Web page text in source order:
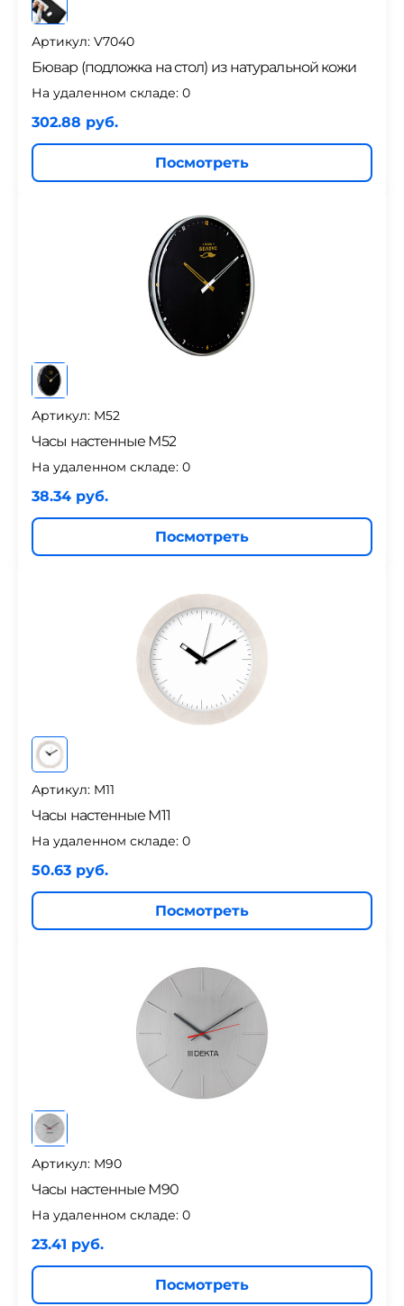
Артикул: V7040
Бювар (подложка на стол) из натуральной кожи
На удаленном складе: 0
302.88 руб.
Посмотреть
Артикул: M52
Часы настенные М52
На удаленном складе: 0
38.34 руб.
Посмотреть
Артикул: M11
Часы настенные М11
На удаленном складе: 0
50.63 руб.
Посмотреть
Артикул: M90
Часы настенные М90
На удаленном складе: 0
23.41 руб.
Посмотреть